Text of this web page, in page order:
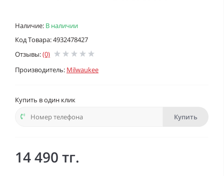
Наличие: В наличии
Код Товара: 4932478427
Отзывы:(0)
Производитель: Milwaukee
Купить в один клик
Купить
14 490 тг.